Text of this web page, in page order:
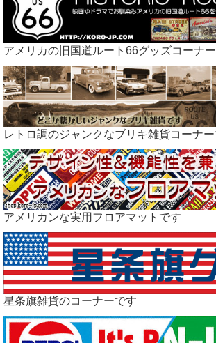
アメリカの旧国道ルート66グッズコーナ
レトロ調のジャンクなブリキ雑貨コーナ
アメリカンな実用フロアマットです
星条旗雑貨のコーナーです